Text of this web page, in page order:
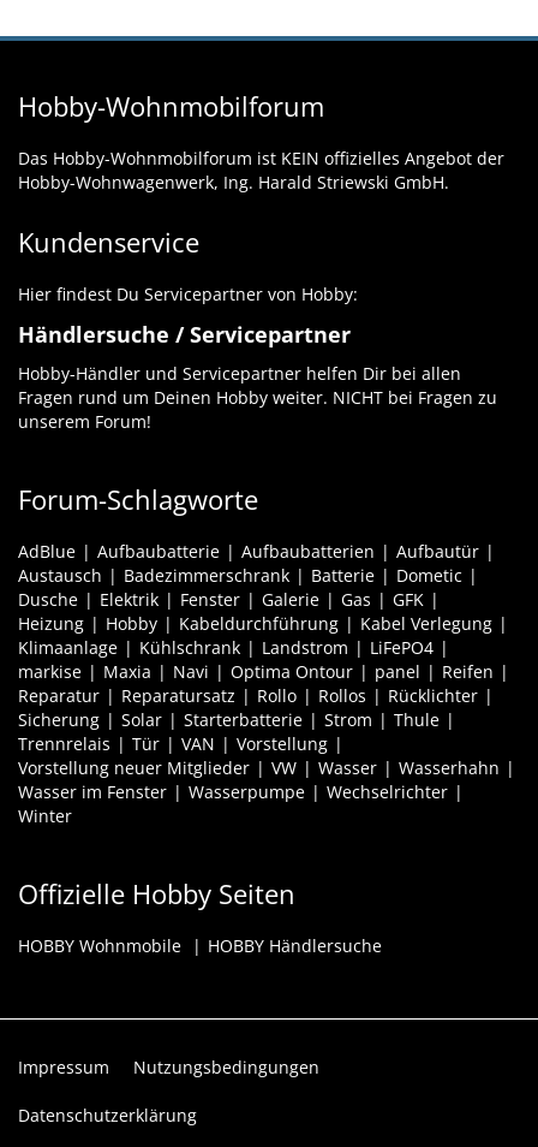
Hobby-Wohnmobilforum
Das Hobby-Wohnmobilforum ist KEIN offizielles Angebot der
Hobby-Wohnwagenwerk, Ing. Harald Striewski GmbH.
Kundenservice
Hier findest Du Servicepartner von Hobby:
Händlersuche / Servicepartner
Hobby-Händler und Servicepartner helfen Dir bei allen
Fragen rund um Deinen Hobby weiter. NICHT bei Fragen zu
unserem Forum!
Forum-Schlagworte
AdBlue Aufbaubatterie Aufbaubatterien
Aufbautür
Austausch
Badezimmerschrank Batterie
Dometic
Dusche
Elektrik Fenster Galerie Gas
GFK
Heizung
Hobby Kabeldurchführung
Kabel Verlegung
Klimaanlage
Kühlschrank Landstrom
LiFePO4
markise
Maxia Navi Optima Ontour panel
Reifen
Reparatur
Reparatursatz Rollo Rollos
Rücklichter
Sicherung
Solar Starterbatterie Strom
Thule
Trennrelais
Tür VAN
Vorstellung
Vorstellung neuer Mitglieder
VW Wasser
Wasserhahn
Wasser im Fenster
Wasserpumpe
Wechselrichter
Winter
Offizielle Hobby Seiten
HOBBY Wohnmobile HOBBY Händlersuche
Impressum Nutzungsbedingungen
Datenschutzerklärung